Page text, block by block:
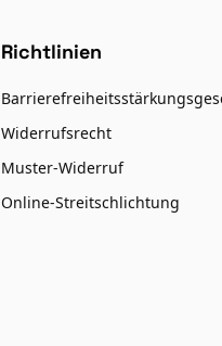
Richtlinien
Widerrufsrecht
Muster-Widerruf
Online-Streitschlichtung